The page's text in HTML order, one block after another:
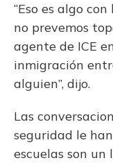
“Eso es algo
no prevemos
agente de ICE
inmigración
alguien”, dijo.
Las
seguridad le
escuelas son un